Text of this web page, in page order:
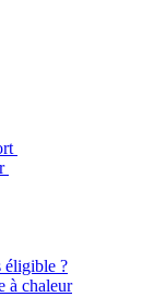
éligible ?
à chaleur